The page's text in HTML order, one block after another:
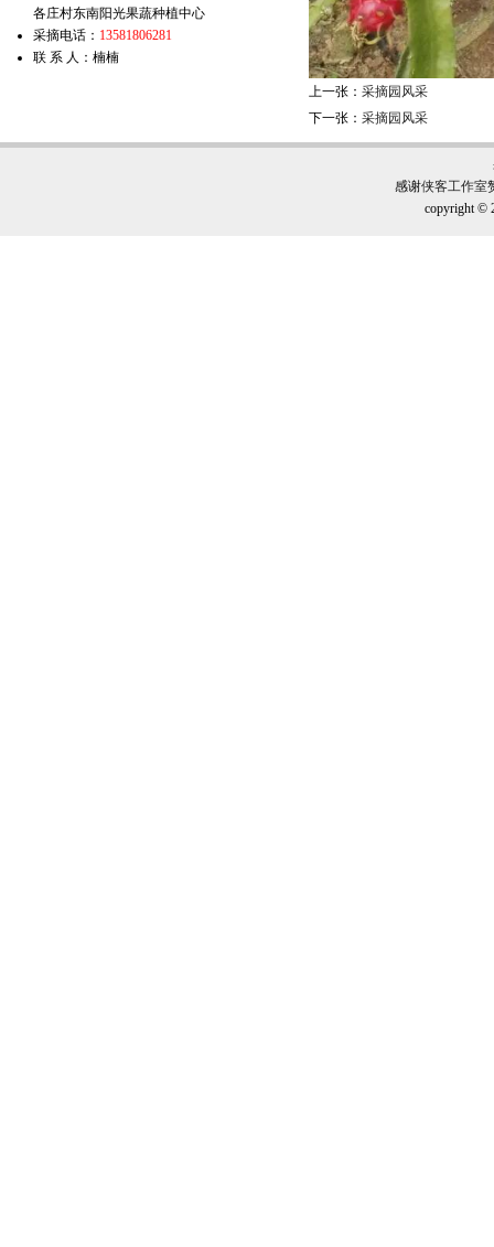
各庄村东南阳光果蔬种植中心
采摘电话： 13581806281
联 系 人：楠楠
上一张： 采摘园风采
下一张： 采摘园风采
感谢侠客工作室
copyright ©